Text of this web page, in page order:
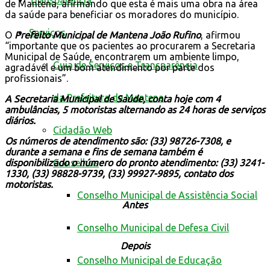
Serviços
Guia de Serviços e Transparência
da Prefeitura de Mantena
Cidadão Web
Conselhos
Conselho Municipal de Assistência Social
Conselho Municipal de Defesa Civil
Conselho Municipal de Educação
de Mantena, afirmando que esta é mais uma obra na área
da saúde para beneficiar os moradores do município.
O Prefeito Municipal de Mantena João Rufino, afirmou
“importante que os pacientes ao procurarem a Secretaria
Municipal de Saúde, encontrarem um ambiente limpo,
agradável e um bom atendimento por parte dos
profissionais”.
A Secretaria Municipal de Saúde, conta hoje com 4
ambulâncias, 5 motoristas alternando as 24 horas de serviços
diários.
Os números de atendimento são: (33) 98726-7308, e
durante a semana e fins de semana também é
disponibilizado o número do pronto atendimento: (33) 3241-
1330, (33) 98828-9739, (33) 99927-9895, contato dos
motoristas.
Antes
Depois